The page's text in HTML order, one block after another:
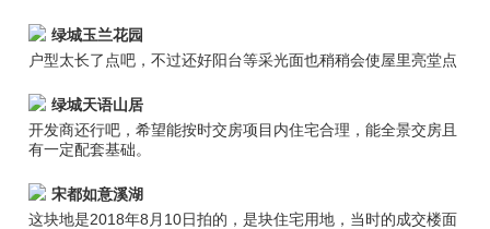
绿城玉兰花园
户型太长了点吧，不过还好阳台等采光面也稍稍会使屋里亮堂点
绿城天语山居
开发商还行吧，希望能按时交房项目内住宅合理，能全景交房且
有一定配套基础。
宋都如意溪湖
这块地是2018年8月10日拍的，是块住宅用地，当时的成交楼面